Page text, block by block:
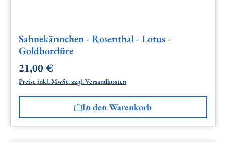
Sahnekännchen - Rosenthal - Lotus -
Goldbordüre
Regulärer Preis:
21,00 €
Preise inkl. MwSt. zzgl. Versandkosten
In den Warenkorb